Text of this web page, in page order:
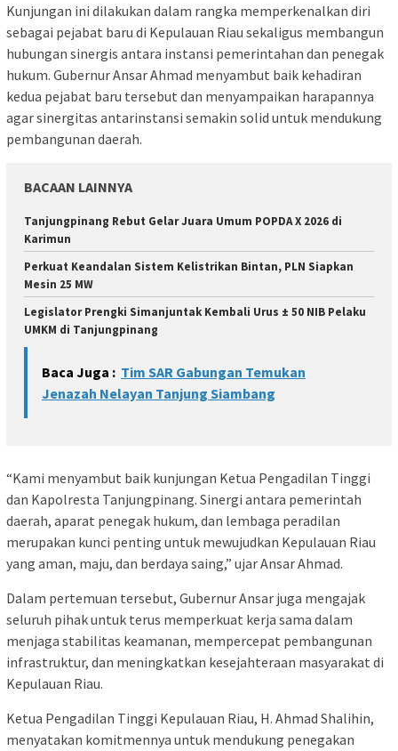
Kunjungan ini dilakukan dalam rangka memperkenalkan diri
sebagai pejabat baru di Kepulauan Riau sekaligus membangun
hubungan sinergis antara instansi pemerintahan dan penegak
hukum. Gubernur Ansar Ahmad menyambut baik kehadiran
kedua pejabat baru tersebut dan menyampaikan harapannya
agar sinergitas antarinstansi semakin solid untuk mendukung
pembangunan daerah.
BACAAN LAINNYA
Tanjungpinang Rebut Gelar Juara Umum POPDA X 2026 di
Karimun
Perkuat Keandalan Sistem Kelistrikan Bintan, PLN Siapkan
Mesin 25 MW
Legislator Prengki Simanjuntak Kembali Urus ± 50 NIB Pelaku
UMKM di Tanjungpinang
Baca Juga : Tim SAR Gabungan Temukan
Jenazah Nelayan Tanjung Siambang
“Kami menyambut baik kunjungan Ketua Pengadilan Tinggi
dan Kapolresta Tanjungpinang. Sinergi antara pemerintah
daerah, aparat penegak hukum, dan lembaga peradilan
merupakan kunci penting untuk mewujudkan Kepulauan Riau
yang aman, maju, dan berdaya saing,” ujar Ansar Ahmad.
Dalam pertemuan tersebut, Gubernur Ansar juga mengajak
seluruh pihak untuk terus memperkuat kerja sama dalam
menjaga stabilitas keamanan, mempercepat pembangunan
infrastruktur, dan meningkatkan kesejahteraan masyarakat di
Kepulauan Riau.
Ketua Pengadilan Tinggi Kepulauan Riau, H. Ahmad Shalihin,
menyatakan komitmennya untuk mendukung penegakan